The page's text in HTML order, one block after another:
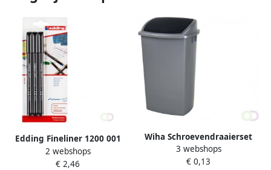
Edding Fineliner 1200 001
fijn zwart blister Ã 3 stuks
2 webshops
€ 2,46
Wiha Schroevendraaierset
SoftFinish sleufkop
Â PhillipsÂ 6
3 webshops
€ 0,13